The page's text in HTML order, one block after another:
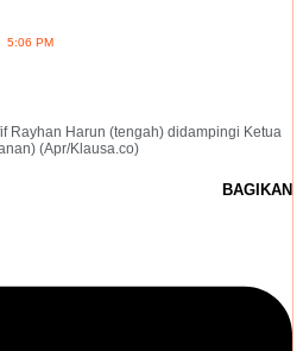
5:06 PM
Rayhan Harun (tengah) didampingi Ketua
(Apr/Klausa.co)
BAGIKAN